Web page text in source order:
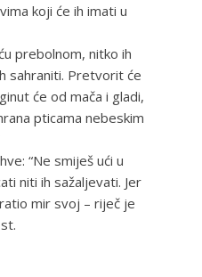
koji će ih imati u
prebolnom, nitko ih
sahraniti. Pretvorit će
će od mača i gladi,
pticama nebeskim
“Ne smiješ ući u
niti ih sažaljevati. Jer
mir svoj – riječ je